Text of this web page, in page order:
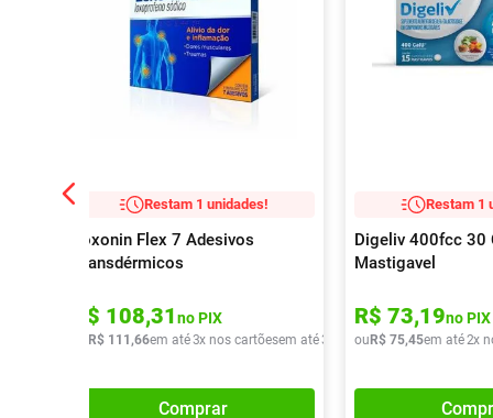
Restam 1 unidades!
Loxonin Flex 7 Adesivos
Transdérmicos
R$ 108,31no PIX
R$ 111 ,66em até3x nos cartõesem até3 R$ 37 ,22
Comprar
Restam 1
Digeliv 400fcc 30
Mastigavel
R$ 73,19no PIX
ouR$ 75,45em até2x